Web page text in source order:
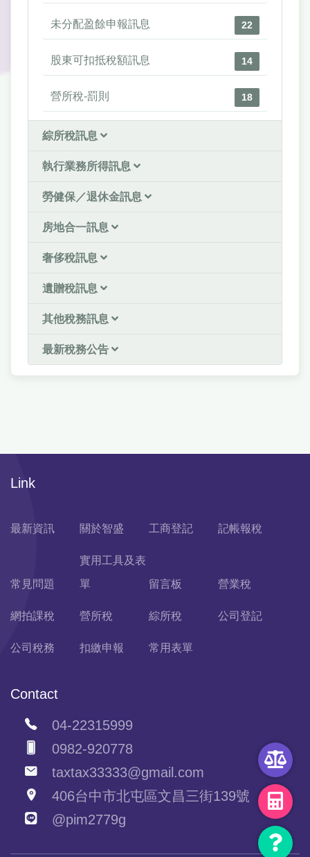
未分配盈餘申報訊息 22
股東可扣抵稅額訊息 14
營所稅-罰則 18
綜所稅訊息
執行業務所得訊息
勞健保／退休金訊息
房地合一訊息
奢侈稅訊息
遺贈稅訊息
其他稅務訊息
最新稅務公告
Link
最新資訊 關於智盛 工商登記 記帳報稅
常見問題
實用工具及表
單
留言板 營業稅
網拍課稅 營所稅 綜所稅 公司登記
公司稅務 扣繳申報 常用表單
Contact
04-22315999
0982-920778
taxtax33333@gmail.com
406台中市北屯區文昌三街139號
@pim2779g